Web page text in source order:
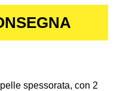
spessorata, con 2